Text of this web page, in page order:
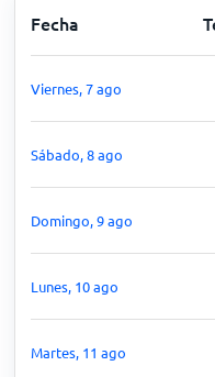
Fecha
Viernes, 7 ago
Sábado, 8 ago
Domingo, 9 ago
Lunes, 10 ago
Martes, 11 ago